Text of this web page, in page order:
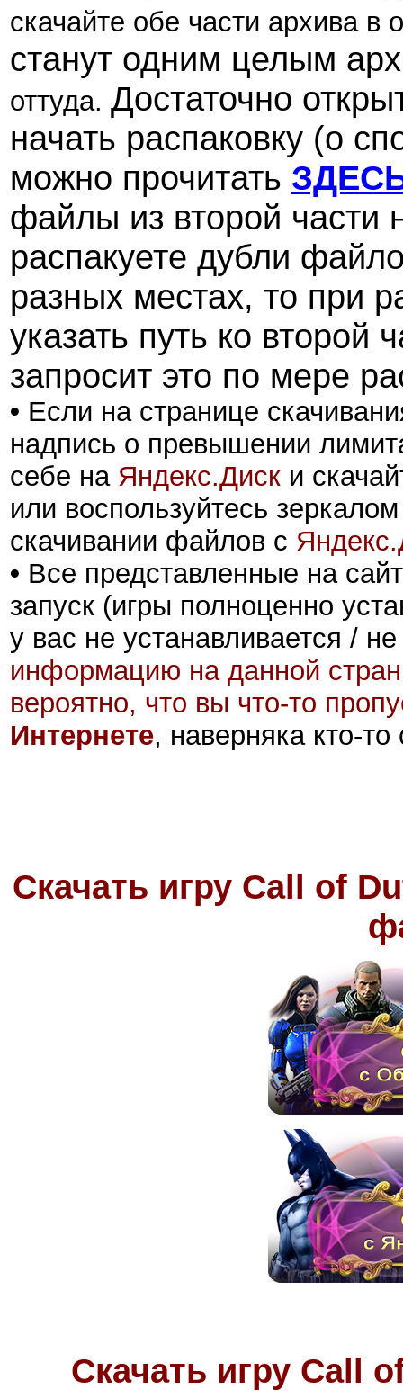
скачайте обе части архива в
станут одним целым
оттуда. Достаточно
начать распаковку (о
можно прочитать
файлы из второй части
распакуете дубли
разных местах, то при
указать путь ко второй
запросит это по мере
• Если на странице
надпись о превышении
себе на Яндекс.Диск и
или воспользуйтесь
скачивании файлов с
• Все представленные на
запуск (игры полноценно
у вас не устанавливается /
информацию на данной
вероятно, что вы что-то
Интернете, наверняка кто-
Скачать игру Call of
Скачать игру Call